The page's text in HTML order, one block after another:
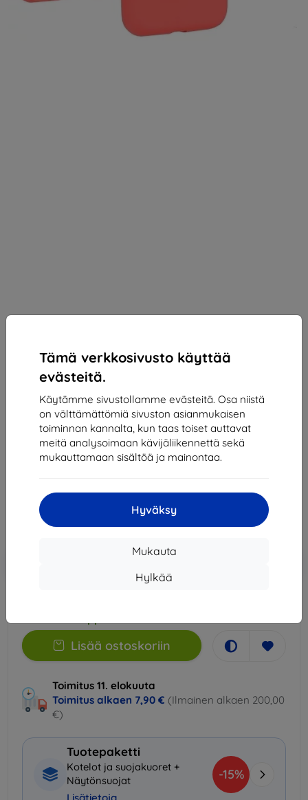
Tämä verkkosivusto käyttää
evästeitä.
Käytämme sivustollamme evästeitä. Osa niistä
on välttämättömiä sivuston asianmukaisen
toiminnan kannalta, kun taas toiset auttavat
meitä analysoimaan kävijäliikennettä sekä
mukauttamaan sisältöä ja mainontaa.
Hyväksy
Mukauta
Hylkää
Beline Case Silicone Realme 7 pink
Realme 7
Kuvaus ja tekniset tiedot
5,31 €
Hinta ilman ALV:tä
Alennus kupongilla
Lisää ostoskoriin
Toimitus 11. elokuuta
Toimitus alkaen 7,90 € (Ilmainen alkaen 200,00
€)
Tuotepaketti
Kotelot ja suojakuoret +
Näytönsuojat
-15%